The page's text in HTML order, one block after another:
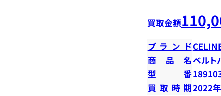
買取金額
ブランド
商品名ベルト
型番
買取時期2022